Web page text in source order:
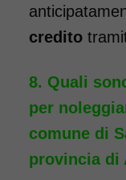
tutta
COSTO
credito
Quali
per
comune di
provincia di